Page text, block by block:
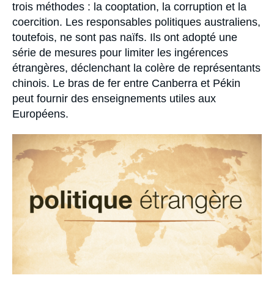
trois méthodes : la cooptation, la corruption et la
coercition. Les responsables politiques australiens,
toutefois, ne sont pas naïfs. Ils ont adopté une
série de mesures pour limiter les ingérences
étrangères, déclenchant la colère de représentants
chinois. Le bras de fer entre Canberra et Pékin
peut fournir des enseignements utiles aux
Européens.
principale